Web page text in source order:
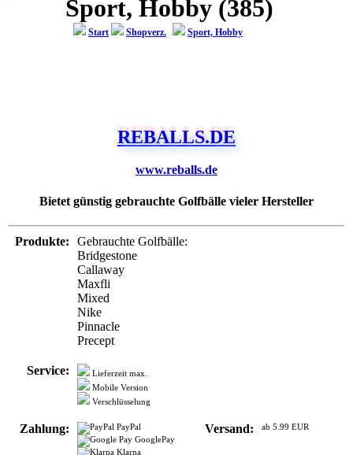
Sport, Hobby (385)
Start Shopverz. Sport, Hobby
REBALLS.DE
www.reballs.de
Bietet günstig gebrauchte Golfbälle vieler Hersteller
Produkte:
Gebrauchte Golfbälle:
Bridgestone
Callaway
Maxfli
Mixed
Nike
Pinnacle
Precept
Service:
Lieferzeit max.
Mobile Version
Verschlüsselung
Zahlung:
PayPal
GooglePay
Klarna
Versand: ab 5.99 EUR